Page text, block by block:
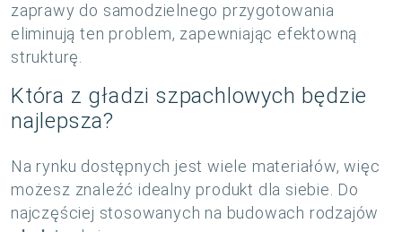
zaprawy do samodzielnego przygotowania
eliminują ten problem, zapewniając efektowną
strukturę.
Która z gładzi szpachlowych będzie
najlepsza?
Na rynku dostępnych jest wiele materiałów, więc
możesz znaleźć idealny produkt dla siebie. Do
najczęściej stosowanych na budowach rodzajów